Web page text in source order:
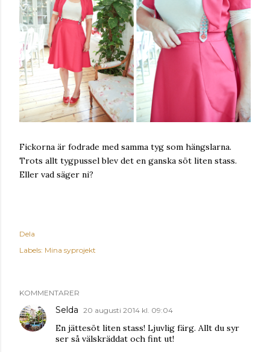
Fickorna är fodrade med samma tyg som hängslarna.
Trots allt tygpussel blev det en ganska söt liten stass.
Eller vad säger ni?
Dela
Labels: Mina syprojekt
KOMMENTARER
Selda 20 augusti 2014 kl. 09:04
En jättesöt liten stass! Ljuvlig färg. Allt du syr
ser så välskräddat och fint ut!